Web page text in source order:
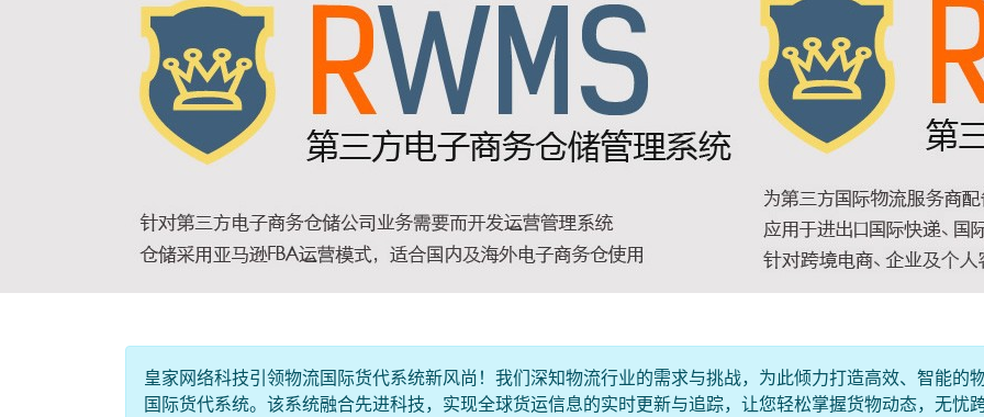
皇家网络科技引领物流国际货代系统新风尚！我们深知物流行业的需求与挑战，为此倾力打造高效、智能的
国际货代系统。该系统融合先进科技，实现全球货运信息的实时更新与追踪，让您轻松掌握货物动态，无忧